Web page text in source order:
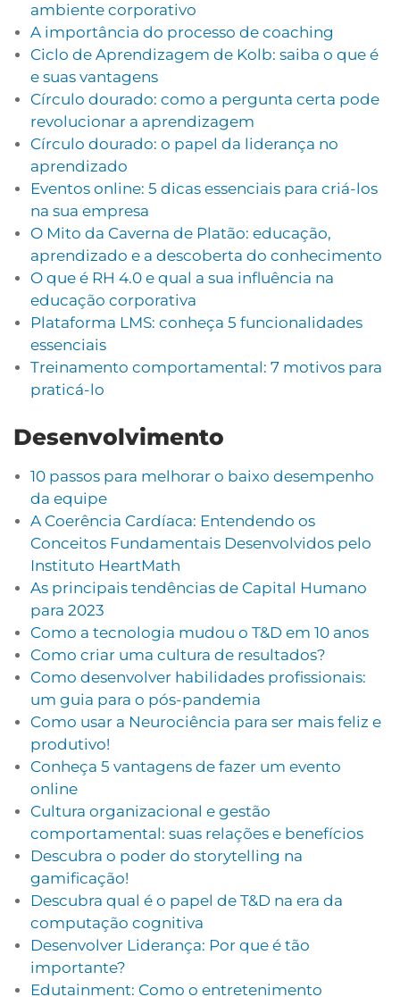
ambiente corporativo
A importância do processo de coaching
Ciclo de Aprendizagem de Kolb: saiba o que é
e suas vantagens
Círculo dourado: como a pergunta certa pode
revolucionar a aprendizagem
Círculo dourado: o papel da liderança no
aprendizado
Eventos online: 5 dicas essenciais para criá-los
na sua empresa
O Mito da Caverna de Platão: educação,
aprendizado e a descoberta do conhecimento
O que é RH 4.0 e qual a sua influência na
educação corporativa
Plataforma LMS: conheça 5 funcionalidades
essenciais
Treinamento comportamental: 7 motivos para
praticá-lo
Desenvolvimento
10 passos para melhorar o baixo desempenho
da equipe
A Coerência Cardíaca: Entendendo os
Conceitos Fundamentais Desenvolvidos pelo
Instituto HeartMath
As principais tendências de Capital Humano
para 2023
Como a tecnologia mudou o T&D em 10 anos
Como criar uma cultura de resultados?
Como desenvolver habilidades profissionais:
um guia para o pós-pandemia
Como usar a Neurociência para ser mais feliz e
produtivo!
Conheça 5 vantagens de fazer um evento
online
Cultura organizacional e gestão
comportamental: suas relações e benefícios
Descubra o poder do storytelling na
gamificação!
Descubra qual é o papel de T&D na era da
computação cognitiva
Desenvolver Liderança: Por que é tão
importante?
Edutainment: Como o entretenimento